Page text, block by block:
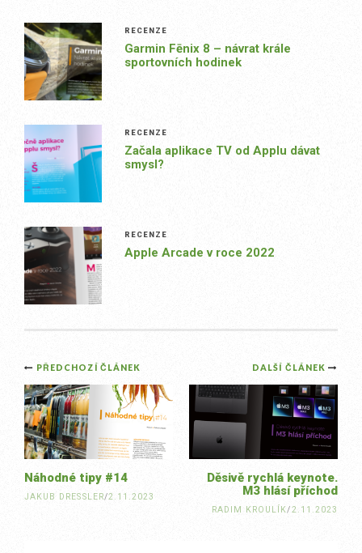
RECENZE
Garmin Fēnix 8 – návrat krále
sportovních hodinek
RECENZE
Začala aplikace TV od Applu dávat
smysl?
RECENZE
Apple Arcade v roce 2022
Post
navigation
DALŠÍ ČLÁNEK
Děsivě rychlá keynote.
M3 hlásí příchod
RADIM KROULÍK/2.11.2023
PŘEDCHOZÍ ČLÁNEK
Náhodné tipy #14
JAKUB DRESSLER/2.11.2023